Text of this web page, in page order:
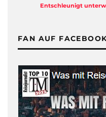
Entschleunigt
FAN AUF